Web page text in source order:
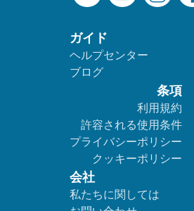
ガイド
ヘルプセンター
ブログ
条項
利用規約
許容される使用条件
プライバシーポリシー
クッキーポリシー
会社
私たちに関しては